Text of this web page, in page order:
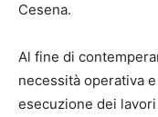
Cesena.
Al fine di
necessità operativa
esecuzione dei